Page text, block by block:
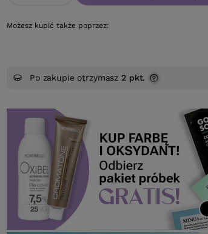
Możesz kupić także poprzez:
Po zakupie otrzymasz 2 pkt.